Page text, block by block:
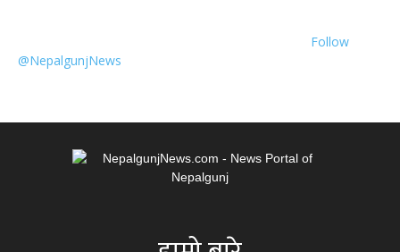
Follow
@NepalgunjNews